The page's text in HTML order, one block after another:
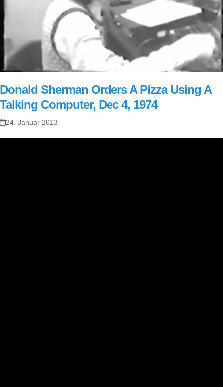
Donald Sherman Orders A Pizza Using A
Talking Computer, Dec 4, 1974
24. Januar 2013